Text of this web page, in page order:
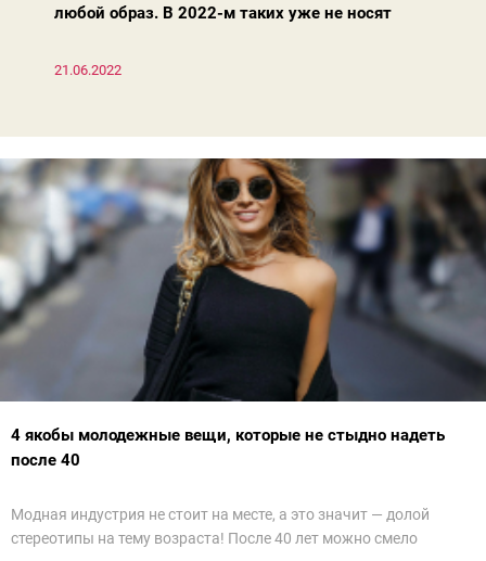
любой образ. В 2022-м таких уже не носят
21.06.2022
4 якобы молодежные вещи, которые не стыдно надеть
после 40
Модная индустрия не стоит на месте, а это значит — долой
стереотипы на тему возраста! После 40 лет можно смело